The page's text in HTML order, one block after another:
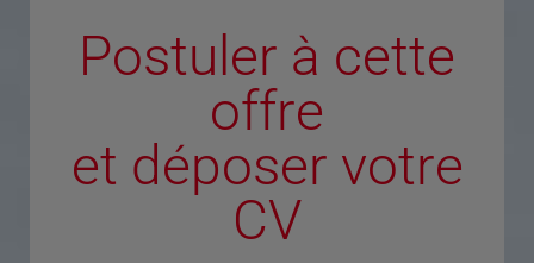
Postuler à cette
offre
et déposer votre
CV